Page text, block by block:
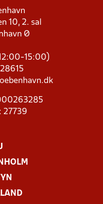
10, 2. sal
Ø
15:00)
27739